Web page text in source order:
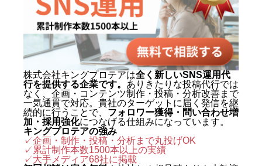
名・来店・売上」へ変える設計に
定評がある。 キャリアの原点は、
札幌でも有数のAI先進企業・株式
会社エグゼクティブマーケティン
グジャパン。執行役員を2年間務
め、AIO対策（AI検索最適化）を
はじめとする最先端のAIマーケテ
ィングを実戦の現場で体得した。
2024年に株式会社キングプロテア
株式会社キングプロテアは全く新しいSNS運用代
行を提供する企業です。 ありきたりな投稿代行では
なく、企画・コンテンツ制作・投稿・分析改善まで
一気通貫で対応。貴社のターゲットに届く発信を継
続的に行うことで、 フォロワー獲得・問い合わせ増
加・採用強化につなげる仕組みになっています。
キングプロテアの強み
✓企画・制作・投稿・分析まで丸投げOK
✓累計制作本数1500本以上の実績
✓大手メディア68社に掲載